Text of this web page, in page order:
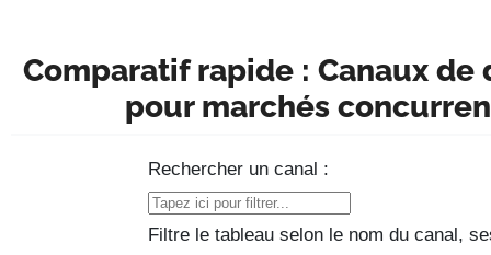
Comparatif rapide : Canaux
pour marchés
Rechercher un canal :
Filtre le tableau selon le nom du canal,